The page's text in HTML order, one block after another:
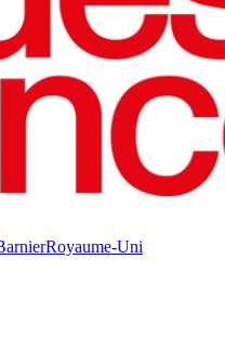
Royaume-Uni